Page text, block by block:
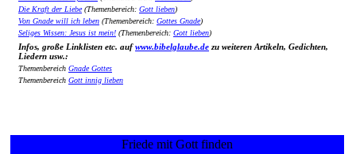
Die Kraft der Liebe(Themenbereich: Gott lieben)
Von Gnade will ich leben (Themenbereich: Gottes Gnade)
Seliges Wissen: Jesus ist mein! (Themenbereich: Gott lieben)
Infos, große Linklisten etc. aufwww.bibelglaube.de zu weiteren Artikeln, Gedichten,
Liedern usw.:
Themenbereich Gnade Gottes
Themenbereich Gott innig lieben
Friede mit Gott finden